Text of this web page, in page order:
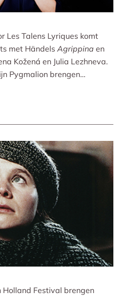
Les Talens Lyriques komt
met Händels Agrippina en
Kožená en Julia Lezhneva.
Pygmalion brengen
Lucie Horsch spelen
instrumenten! De serie
Festival brengen